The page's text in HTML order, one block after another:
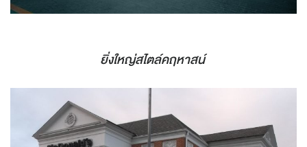
ยิ่งใหญ่สไตล์คฤหาสน์